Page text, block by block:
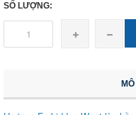
SỐ LƯỢNG: